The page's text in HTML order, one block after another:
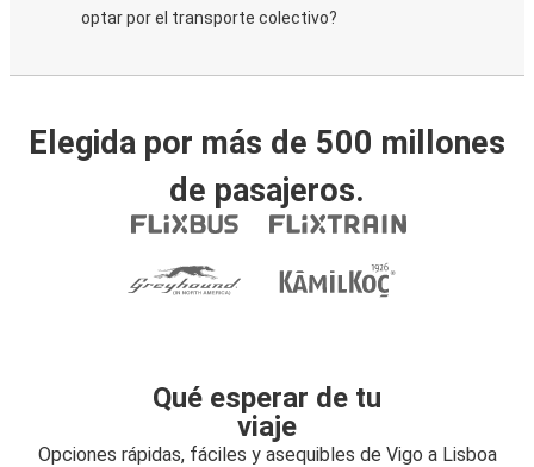
optar por el transporte colectivo?
Elegida por más de 500 millones
de pasajeros.
Qué esperar de tu
viaje
Opciones rápidas, fáciles y asequibles de Vigo a Lisboa